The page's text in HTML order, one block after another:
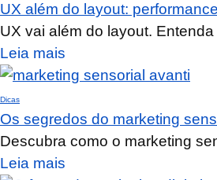
UX além do layout:
UX vai além do layout.
Leia mais
Dicas
Os segredos do marketing
Descubra como o marketing
Leia mais